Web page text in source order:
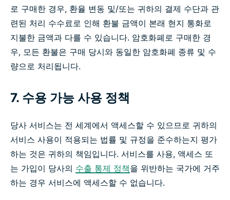
로 구매한 경우, 환율 변동 및/또는 귀하의 결제 수단과 관
련된 처리 수수료로 인해 환불 금액이 본래 현지 통화로
지불한 금액과 다를 수 있습니다. 암호화폐로 구매한 경
우, 모든 환불은 구매 당시와 동일한 암호화폐 종류 및 수
량으로 처리됩니다.
7. 수용 가능 사용 정책
당사 서비스는 전 세계에서 액세스할 수 있으므로 귀하의
서비스 사용이 적용되는 법률 및 규정을 준수하는지 평가
하는 것은 귀하의 책임입니다. 서비스를 사용, 액세스 또
는 가입이 당사의 수출 통제 정책을 위반하는 국가에 거주
하는 경우 서비스에 액세스할 수 없습니다.